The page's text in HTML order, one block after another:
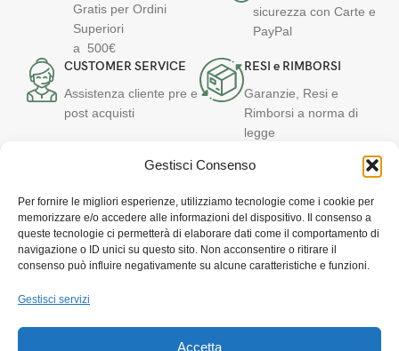
Gestisci Consenso
Per fornire le migliori esperienze, utilizziamo tecnologie come i cookie per
memorizzare e/o accedere alle informazioni del dispositivo. Il consenso a
queste tecnologie ci permetterà di elaborare dati come il comportamento di
navigazione o ID unici su questo sito. Non acconsentire o ritirare il
consenso può influire negativamente su alcune caratteristiche e funzioni.
Gestisci servizi
Accetta
Gratis per Ordini
Superiori
a 500€
sicurezza con Carte e
PayPal
CUSTOMER SERVICE
Assistenza cliente pre e
post acquisti
RESI e RIMBORSI
Garanzie, Resi e
Rimborsi a norma di
legge
Via Quartiere Militare, 32 – 89124 Reggio Calabria
Customer Service: +39 331 647 7050
E-mail: iot@canalegroup.it